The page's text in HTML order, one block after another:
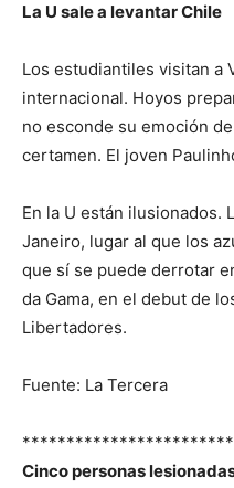
La U sale a levantar Chile
Los estudiantiles visitan a
internacional. Hoyos
no esconde su emoción
certamen. El joven
En la U están ilusionados.
Janeiro, lugar al que los
que sí se puede derrotar
da Gama, en el debut de
Libertadores.
Fuente: La Tercera
Cinco personas